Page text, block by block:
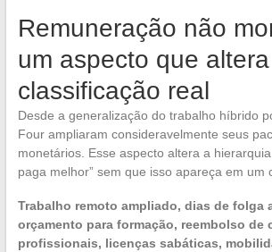
Remuneração não
um aspecto que
classificação real
Desde a generalização do trabalho híbrido
Four ampliaram consideravelmente seus
monetários. Esse aspecto altera a
paga melhor” sem que isso apareça em um
Trabalho remoto ampliado, dias de folga
orçamento para formação, reembolso de
profissionais, licenças sabáticas,